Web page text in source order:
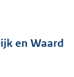
en Waard